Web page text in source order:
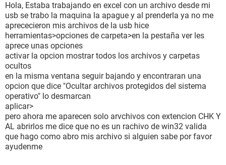
Hola, Estaba trabajando en excel con un archivo desde mi
usb se trabo la maquina la apague y al prenderla ya no me
aprececieron mis archivos de la usb hice
herramientas>opciones de carpeta>en la pestaña ver les
aprece unas opciones
activar la opcion mostrar todos los archivos y carpetas
ocultos
en la misma ventana seguir bajando y encontraran una
opcion que dice "Ocultar archivos protegidos del sistema
operativo" lo desmarcan
aplicar>
pero ahora me aparecen solo arvchivos con extencion CHK Y
AL abrirlos me dice que no es un rachivo de win32 valida
que hago como abro mis archivo si alguien sabe por favor
ayudenme